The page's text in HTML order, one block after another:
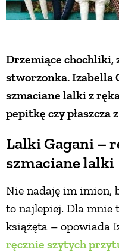
Drzemiące chochliki,
stworzonka. Izabella
szmaciane lalki z
pepitkę czy płaszcza
Lalki Gagani –
szmaciane lalki
Nie nadaję im imion,
to najlepiej. Dla mnie
książęta – opowiada
ręcznie szytych